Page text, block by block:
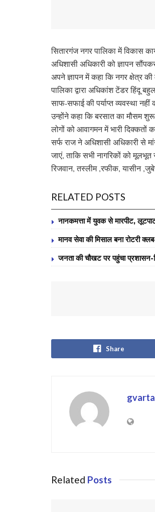
सितारगंज नगर पालिका में विकास
अधिशासी अधिकारी को ज्ञापन
अपने ज्ञापन में कहा कि नगर क्षेत्र
पालिका द्वारा अधिकांश टेंडर हिंदू
साफ-सफाई की पर्याप्त व्यवस्था नहीं
उन्होंने कहा कि बरसात का मौसम
लोगों को आवागमन में भारी
सर्फ राज ने अधिशासी अधिकारी से
जाएं, ताकि सभी नागरिकों को
रिजवान, तस्लीम ,रफीक, यासीन
RELATED POSTS
नानकमत्ता में युवक से मारपीट,
मानव सेवा की मिसाल बना रोटरी
जनता की चौखट पर पहुंचा प्रशासन-
Share
Related Posts